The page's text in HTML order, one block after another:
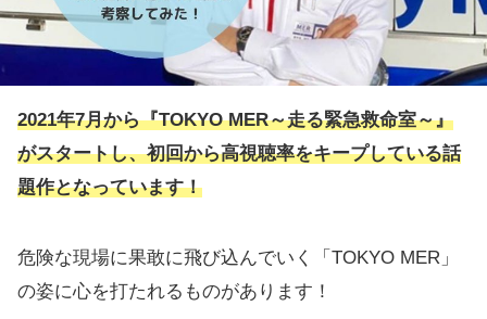
2021年7月から『TOKYO MER～走る緊急救命室～』
がスタートし、初回から高視聴率をキープしている話
題作となっています！
危険な現場に果敢に飛び込んでいく「TOKYO MER」
の姿に心を打たれるものがあります！